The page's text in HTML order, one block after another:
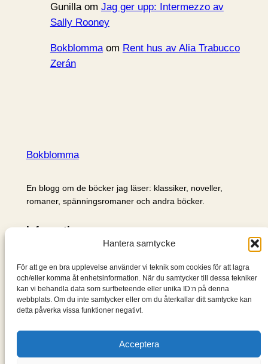
Hantera samtycke
För att ge en bra upplevelse använder vi teknik som cookies för att lagra
och/eller komma åt enhetsinformation. När du samtycker till dessa tekniker
kan vi behandla data som surfbeteende eller unika ID:n på denna
webbplats. Om du inte samtycker eller om du återkallar ditt samtycke kan
detta påverka vissa funktioner negativt.
Acceptera
Gunillaom Jag ger upp: Intermezzo av
Sally Rooney
Bokblommaom Rent hus av Alia Trabucco
Zerán
Bokblomma
En blogg om de böcker jag läser: klassiker, noveller,
romaner, spänningsromaner och andra böcker.
Information
Om mig & om bloggen
S
ö
k